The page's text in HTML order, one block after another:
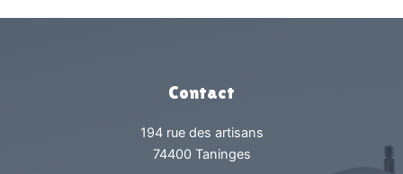
Contact
194 rue des artisans
74400 Taninges